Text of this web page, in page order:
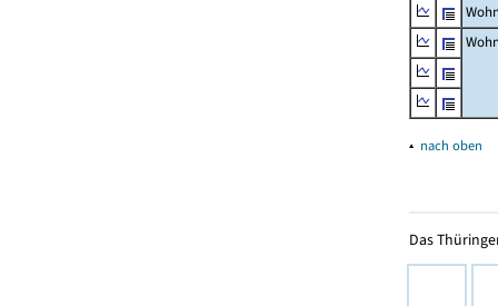
▴ nach oben
Das